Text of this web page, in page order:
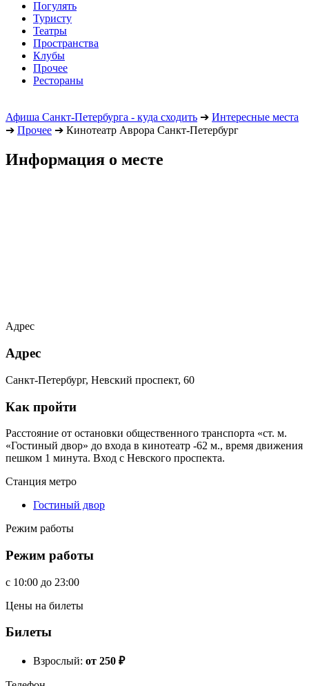
Погулять
Туристу
Театры
Пространства
Клубы
Прочее
Рестораны
Афиша Санкт-Петербурга - куда сходить ➔ Интересные места
➔ Прочее ➔ Кинотеатр Аврора Санкт-Петербург
Информация о месте
Адрес
Адрес
Санкт-Петербург, Невский проспект, 60
Как пройти
Расстояние от остановки общественного транспорта «ст. м.
«Гостиный двор» до входа в кинотеатр -62 м., время движения
пешком 1 минута. Вход с Невского проспекта.
Станция метро
Гостиный двор
Режим работы
Режим работы
c 10:00 до 23:00
Цены на билеты
Билеты
Взрослый: от 250 ₽